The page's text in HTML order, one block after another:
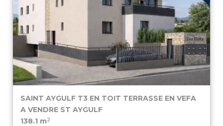
SAINT AYGULF T3 EN TOIT TERRASSE EN VEFA
A VENDRE ST AYGULF
138.1 m2